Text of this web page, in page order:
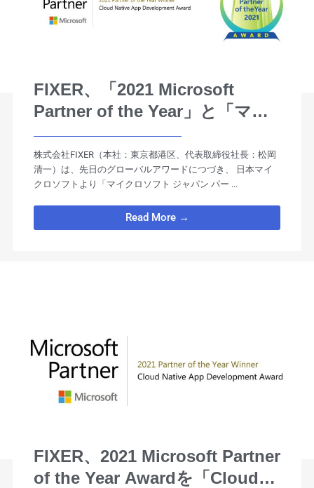
FIXER、「2021 Microsoft
Partner of the Year」と「マイ
クロソフト ジャパン パートナ
ー オブ ザイヤー 2021」をグロ
ーバル、ジャパンのダブル受賞
株式会社FIXER（本社：東京都港区、代表取締役社長：松岡
清一）は、先日のグローバルアワードにつづき、 日本マイ
クロソフトより「マイクロソフト ジャパン パー ...
Read More →
FIXER、2021 Microsoft Partner
of the Year Awardを「Cloud